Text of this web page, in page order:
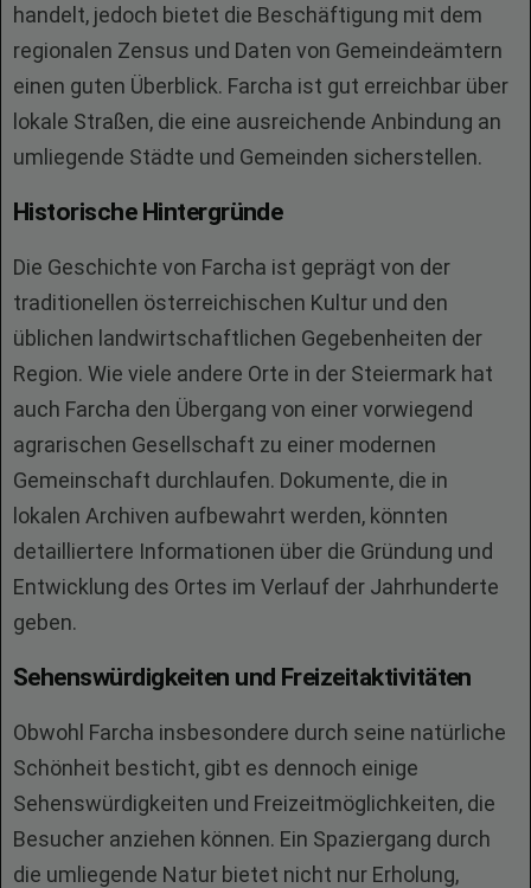
handelt, jedoch bietet die Beschäftigung mit dem
regionalen Zensus und Daten von Gemeindeämtern
einen guten Überblick. Farcha ist gut erreichbar über
lokale Straßen, die eine ausreichende Anbindung an
umliegende Städte und Gemeinden sicherstellen.
Historische Hintergründe
Die Geschichte von Farcha ist geprägt von der
traditionellen österreichischen Kultur und den
üblichen landwirtschaftlichen Gegebenheiten der
Region. Wie viele andere Orte in der Steiermark hat
auch Farcha den Übergang von einer vorwiegend
agrarischen Gesellschaft zu einer modernen
Gemeinschaft durchlaufen. Dokumente, die in
lokalen Archiven aufbewahrt werden, könnten
detailliertere Informationen über die Gründung und
Entwicklung des Ortes im Verlauf der Jahrhunderte
geben.
Sehenswürdigkeiten und Freizeitaktivitäten
Obwohl Farcha insbesondere durch seine natürliche
Schönheit besticht, gibt es dennoch einige
Sehenswürdigkeiten und Freizeitmöglichkeiten, die
Besucher anziehen können. Ein Spaziergang durch
die umliegende Natur bietet nicht nur Erholung,